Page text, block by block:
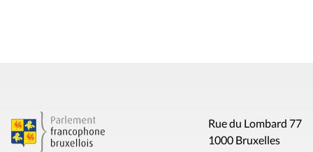
Rue du Lombard 77
1000 Bruxelles